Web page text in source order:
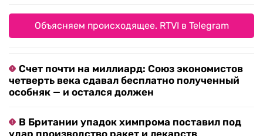
Объясняем происходящее. RTVI в Telegram
Счет почти на миллиард: Союз экономистов
четверть века сдавал бесплатно полученный
особняк — и остался должен
В Британии упадок химпрома поставил под